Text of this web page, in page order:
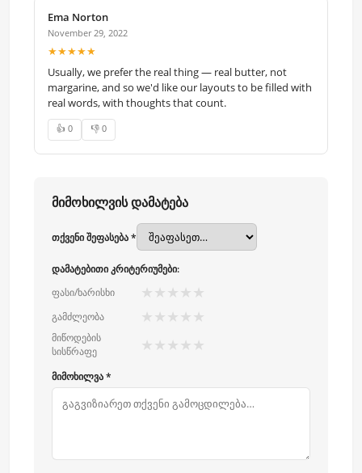
Ema Norton
November 29, 2022
★★★★★
Usually, we prefer the real thing — real butter, not
margarine, and so we'd like our layouts to be filled with
real words, with thoughts that count.
👍 0 👎 0
მიმოხილვის დამატება
თქვენი შეფასება *
დამატებითი კრიტერიუმები:
ფასი/ხარისხი
★ ★ ★ ★ ★
გამძლეობა ★ ★ ★ ★ ★
მიწოდების
სისწრაფე
★ ★ ★ ★ ★
მიმოხილვა *